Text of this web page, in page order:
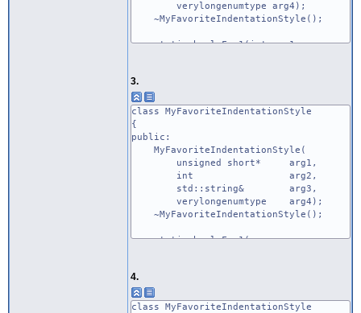
verylongenumtype arg4);
~MyFavoriteIndentationStyle();
static bool Foo1(int arg1,
private:
bool m_bFoo1;
unsigned int m_nVeryLongFoo2;
}
3.
class MyFavoriteIndentationStyle
{
public:
MyFavoriteIndentationStyle(
unsigned short* arg1,
int arg2,
std::string& arg3,
verylongenumtype arg4);
~MyFavoriteIndentationStyle();
static bool Foo1(
virtual verylongenumtype Foo2();
private:
bool m_bFoo1;
4.
class MyFavoriteIndentationStyle